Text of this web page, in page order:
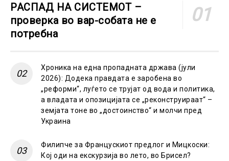
РАСПАД НА СИСТЕМОТ –
проверка во вар-собата не е
потребна
Хроника на една пропадната држава (јули
2026): Додека правдата е заробена во
„реформи“, луѓето се трујат од вода и политика,
а владата и опозицијата се „реконструираат“ –
земјата тоне во „достоинство“ и молчи пред
Украина
Филипче за Францускиот предлог и Мицкоски:
Кој оди на екскурзија во лето, во Брисел?